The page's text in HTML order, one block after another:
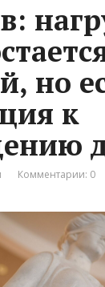
но
к
Комментарии: 0